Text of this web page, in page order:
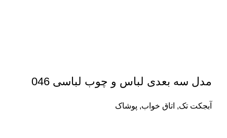
مدل سه بعدی لباس و چوب لباسی 046
آبجکت تک, اتاق خواب, پوشاک